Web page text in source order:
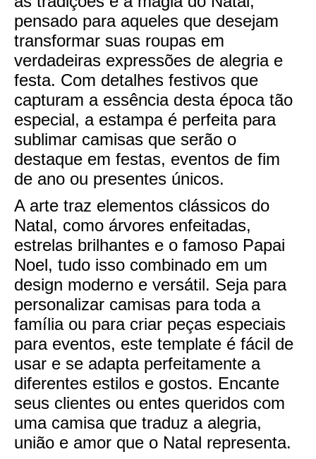
pensado para aqueles que desejam
transformar suas roupas em
verdadeiras expressões de alegria e
festa. Com detalhes festivos que
capturam a essência desta época tão
especial, a estampa é perfeita para
sublimar camisas que serão o
destaque em festas, eventos de fim
de ano ou presentes únicos.
A arte traz elementos clássicos do
Natal, como árvores enfeitadas,
estrelas brilhantes e o famoso Papai
Noel, tudo isso combinado em um
design moderno e versátil. Seja para
personalizar camisas para toda a
família ou para criar peças especiais
para eventos, este template é fácil de
usar e se adapta perfeitamente a
diferentes estilos e gostos. Encante
seus clientes ou entes queridos com
uma camisa que traduz a alegria,
união e amor que o Natal representa.